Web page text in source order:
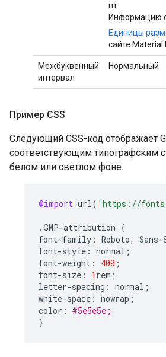
пт.
Информацию
Единицы
сайте Material
Межбуквенный
интервал
Нормальный
Пример CSS
Следующий CSS-код отображает
соответствующим типографским
белом или светлом фоне.
@import url( 'https://
.GMP-attribution {
font-family : Roboto, Sans-
font-style : normal ;
font-weight : 400 ;
font-size : 1 rem ;
letter-spacing : normal ;
white-space : nowrap ;
color : #5e5e5e;
}